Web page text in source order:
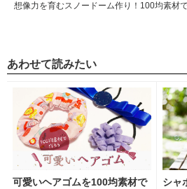
想像力を育むスノードーム作り！100均素材
あわせて読みたい
可愛いヘアゴムを100均素材で
シャ